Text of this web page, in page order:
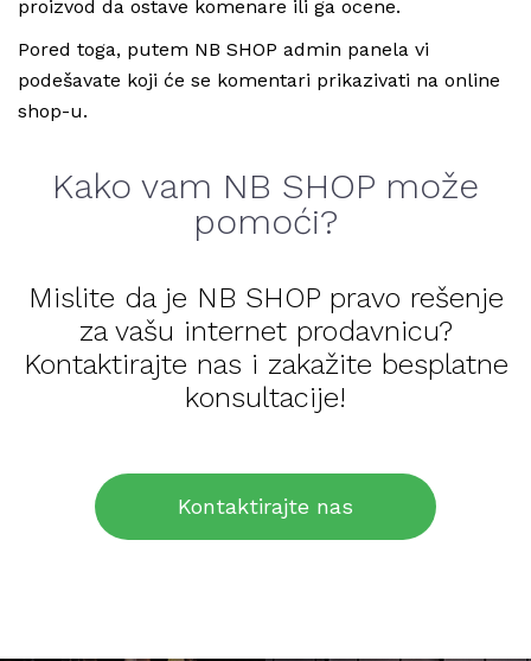
proizvod da ostave komenare ili ga ocene.
Pored toga, putem NB SHOP admin panela vi
podešavate koji će se komentari prikazivati na online
shop-u.
Kako vam NB SHOP može
pomoći?
Mislite da je NB SHOP pravo rešenje
za vašu internet prodavnicu?
Kontaktirajte nas i zakažite besplatne
konsultacije!
Kontaktirajte nas